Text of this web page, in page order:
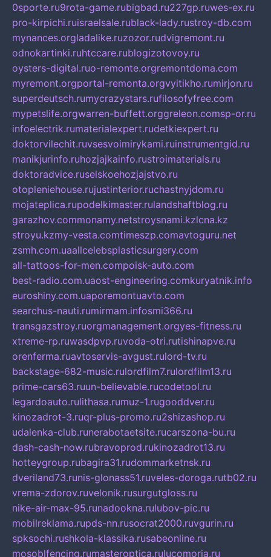
0sporte.ru9rota-game.rubigbad.ru227gp.ruwes-ex.ru
pro-kirpichi.ruisraelsale.rublack-lady.rustroy-db.com
mynances.orgladalike.ruzozor.rudvigremont.ru
odnokartinki.ruhtccare.rublogizotovoy.ru
oysters-digital.ruo-remonte.orgremontdoma.com
myremont.orgportal-remonta.orgvyitikho.rumirjon.ru
superdeutsch.rumycrazystars.rufilosofyfree.com
mypetslife.orgwarren-buffett.orggreleon.comsp-or.ru
infoelectrik.rumaterialexpert.rudetkiexpert.ru
doktorvilechit.ruvsesvoimirykami.ruinstrumentgid.ru
manikjurinfo.ruhozjajkainfo.rustroimaterials.ru
doktoradvice.ruselskoehozjajstvo.ru
otopleniehouse.rujustinterior.ruchastnyjdom.ru
mojateplica.rupodelkimaster.rulandshaftblog.ru
garazhov.commonamy.netstroysnami.kzlcna.kz
stroyu.kzmy-vesta.comtimeszp.comavtoguru.net
zsmh.com.uaallcelebsplasticsurgery.com
all-tattoos-for-men.compoisk-auto.com
best-radio.com.uaost-engineering.comkuryatnik.info
euroshiny.com.uaporemontuavto.com
searchus-nauti.rumirmam.infosmi366.ru
transgazstroy.ruorgmanagement.orgyes-fitness.ru
xtreme-rp.ruwasdpvp.ruvoda-otri.rutishinapve.ru
orenferma.ruavtoservis-avgust.rulord-tv.ru
backstage-682-music.rulordfilm7.rulordfilm13.ru
prime-cars63.ruun-believable.rucodetool.ru
legardoauto.rulithasa.rumuz-1.rugooddver.ru
kinozadrot-3.ruqr-plus-promo.ru2shizashop.ru
udalenka-club.runerabotaetsite.rucarszona-bu.ru
dash-cash-now.rubravoprod.rukinozadrot13.ru
hotteygroup.rubagira31.rudommarketnsk.ru
dveriland73.runis-glonass51.ruveles-doroga.rutb02.ru
vrema-zdorov.ruvelonik.rusurgutgloss.ru
nike-air-max-95.runadookna.rulubov-pic.ru
mobilreklama.rupds-nn.rusocrat2000.ruvgurin.ru
spksochi.rushkola-klassika.rusabeonline.ru
mosoblfencing.rumasteroptica.rulucomoria.ru